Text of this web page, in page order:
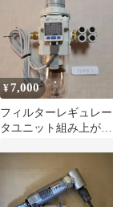
¥7,000
フィルターレギュレー
タユニット組み上がり